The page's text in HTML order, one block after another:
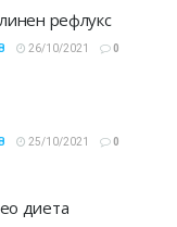
рефлукс
26/10/2021 0
25/10/2021 0
диета